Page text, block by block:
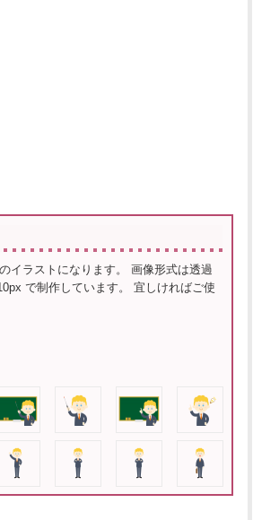
イラストになります。 画像形式は透過
で制作しています。 宜しければご使